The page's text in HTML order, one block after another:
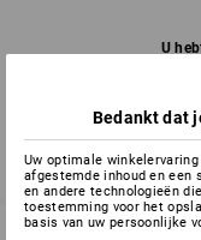
U
Bedankt dat
Uw optimale
afgestemde inhoud en een
en andere technologieën
toestemming voor het
basis van uw persoonlijke